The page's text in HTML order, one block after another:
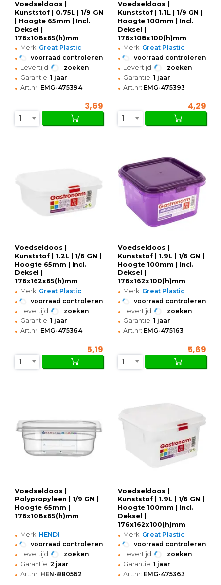
Voedseldoos |
Kunststof | 0.75L | 1/9 GN
| Hoogte 65mm | Incl.
Deksel |
176x108x65(h)mm
• Merk: Great Plastic
• voorraad controleren
• Levertijd: zoeken
• Garantie: 1 jaar
• Art.nr: EMG-475394
3,69
1
Voedseldoos |
Kunststof | 1.1L | 1/9 GN |
Hoogte 100mm | Incl.
Deksel |
176x108x100(h)mm
• Merk: Great Plastic
• voorraad controleren
• Levertijd: zoeken
• Garantie: 1 jaar
• Art.nr: EMG-475393
4,29
1
Voedseldoos |
Kunststof | 1.2L | 1/6 GN |
Hoogte 65mm | Incl.
Deksel |
176x162x65(h)mm
• Merk: Great Plastic
• voorraad controleren
• Levertijd: zoeken
• Garantie: 1 jaar
• Art.nr: EMG-475364
5,19
1
Voedseldoos |
Kunststof | 1.9L | 1/6 GN |
Hoogte 100mm | Incl.
Deksel |
176x162x100(h)mm
• Merk: Great Plastic
• voorraad controleren
• Levertijd: zoeken
• Garantie: 1 jaar
• Art.nr: EMG-475163
5,69
1
Voedseldoos |
Polypropyleen | 1/9 GN |
Hoogte 65mm |
176x108x65(h)mm
• Merk: HENDI
• voorraad controleren
• Levertijd: zoeken
• Garantie: 2 jaar
• Art.nr: HEN-880562
Voedseldoos |
Kunststof | 1.9L | 1/6 GN |
Hoogte 100mm | Incl.
Deksel |
176x162x100(h)mm
• Merk: Great Plastic
• voorraad controleren
• Levertijd: zoeken
• Garantie: 1 jaar
• Art.nr: EMG-475363